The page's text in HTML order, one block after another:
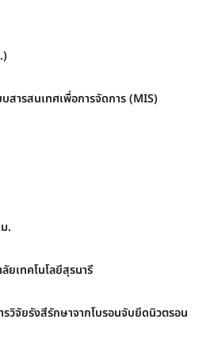
สารสนเทศเพื่อการจัดการ (MIS)
.
ยเทคโนโลยีสุรนารี
วิจัยรังสีรักษาจากโบรอนจับยึดนิวตรอน